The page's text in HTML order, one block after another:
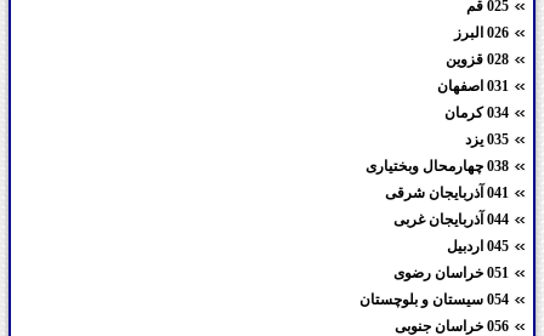
025 قم
026 البرز
028 قزوین
031 اصفهان
034 کرمان
035 یزد
038 چهارمحال وبختیاری
041 آذربایجان شرقی
044 آذربایجان غربی
045 اردبیل
051 خراسان رضوی
054 سیستان و بلوچستان
056 خراسان جنوبی